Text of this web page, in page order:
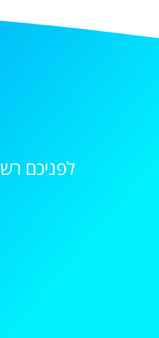
לפניכם